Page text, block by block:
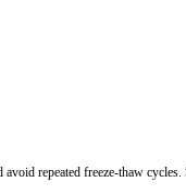
avoid repeated freeze-thaw